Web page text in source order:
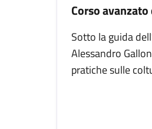
Corso
Sotto la guida
Alessandro
pratiche sulle